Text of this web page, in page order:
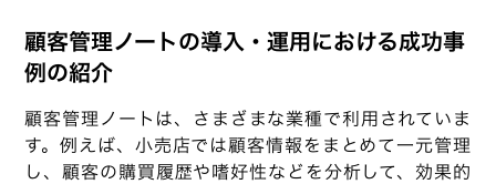
顧客管理ノートの導入・運用における成功事
例の紹介
顧客管理ノートは、さまざまな業種で利用されていま
す。例えば、小売店では顧客情報をまとめて一元管理
し、顧客の購買履歴や嗜好性などを分析して、効果的